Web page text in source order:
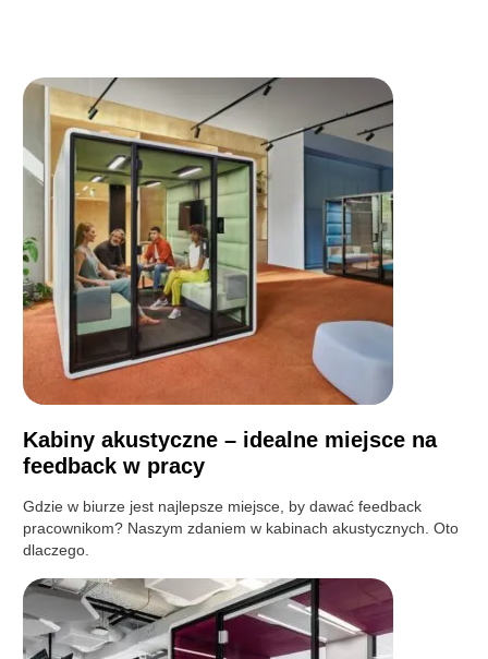
Kabiny akustyczne – idealne miejsce na
feedback w pracy
Gdzie w biurze jest najlepsze miejsce, by dawać feedback
pracownikom? Naszym zdaniem w kabinach akustycznych. Oto
dlaczego.